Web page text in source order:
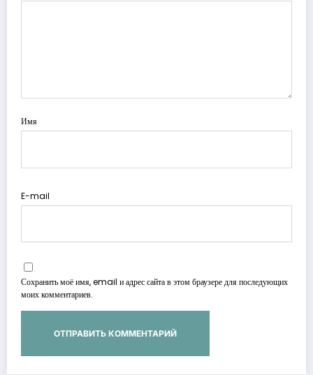
Имя
E-mail
Сохранить моё имя, email и адрес сайта в этом браузере для последующих
моих комментариев.